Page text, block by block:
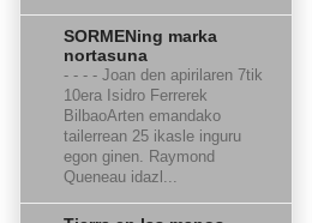
SORMENing marka
nortasuna
- - - - Joan den apirilaren 7tik
10era Isidro Ferrerek
BilbaoArten emandako
tailerrean 25 ikasle inguru
egon ginen. Raymond
Queneau idazl...